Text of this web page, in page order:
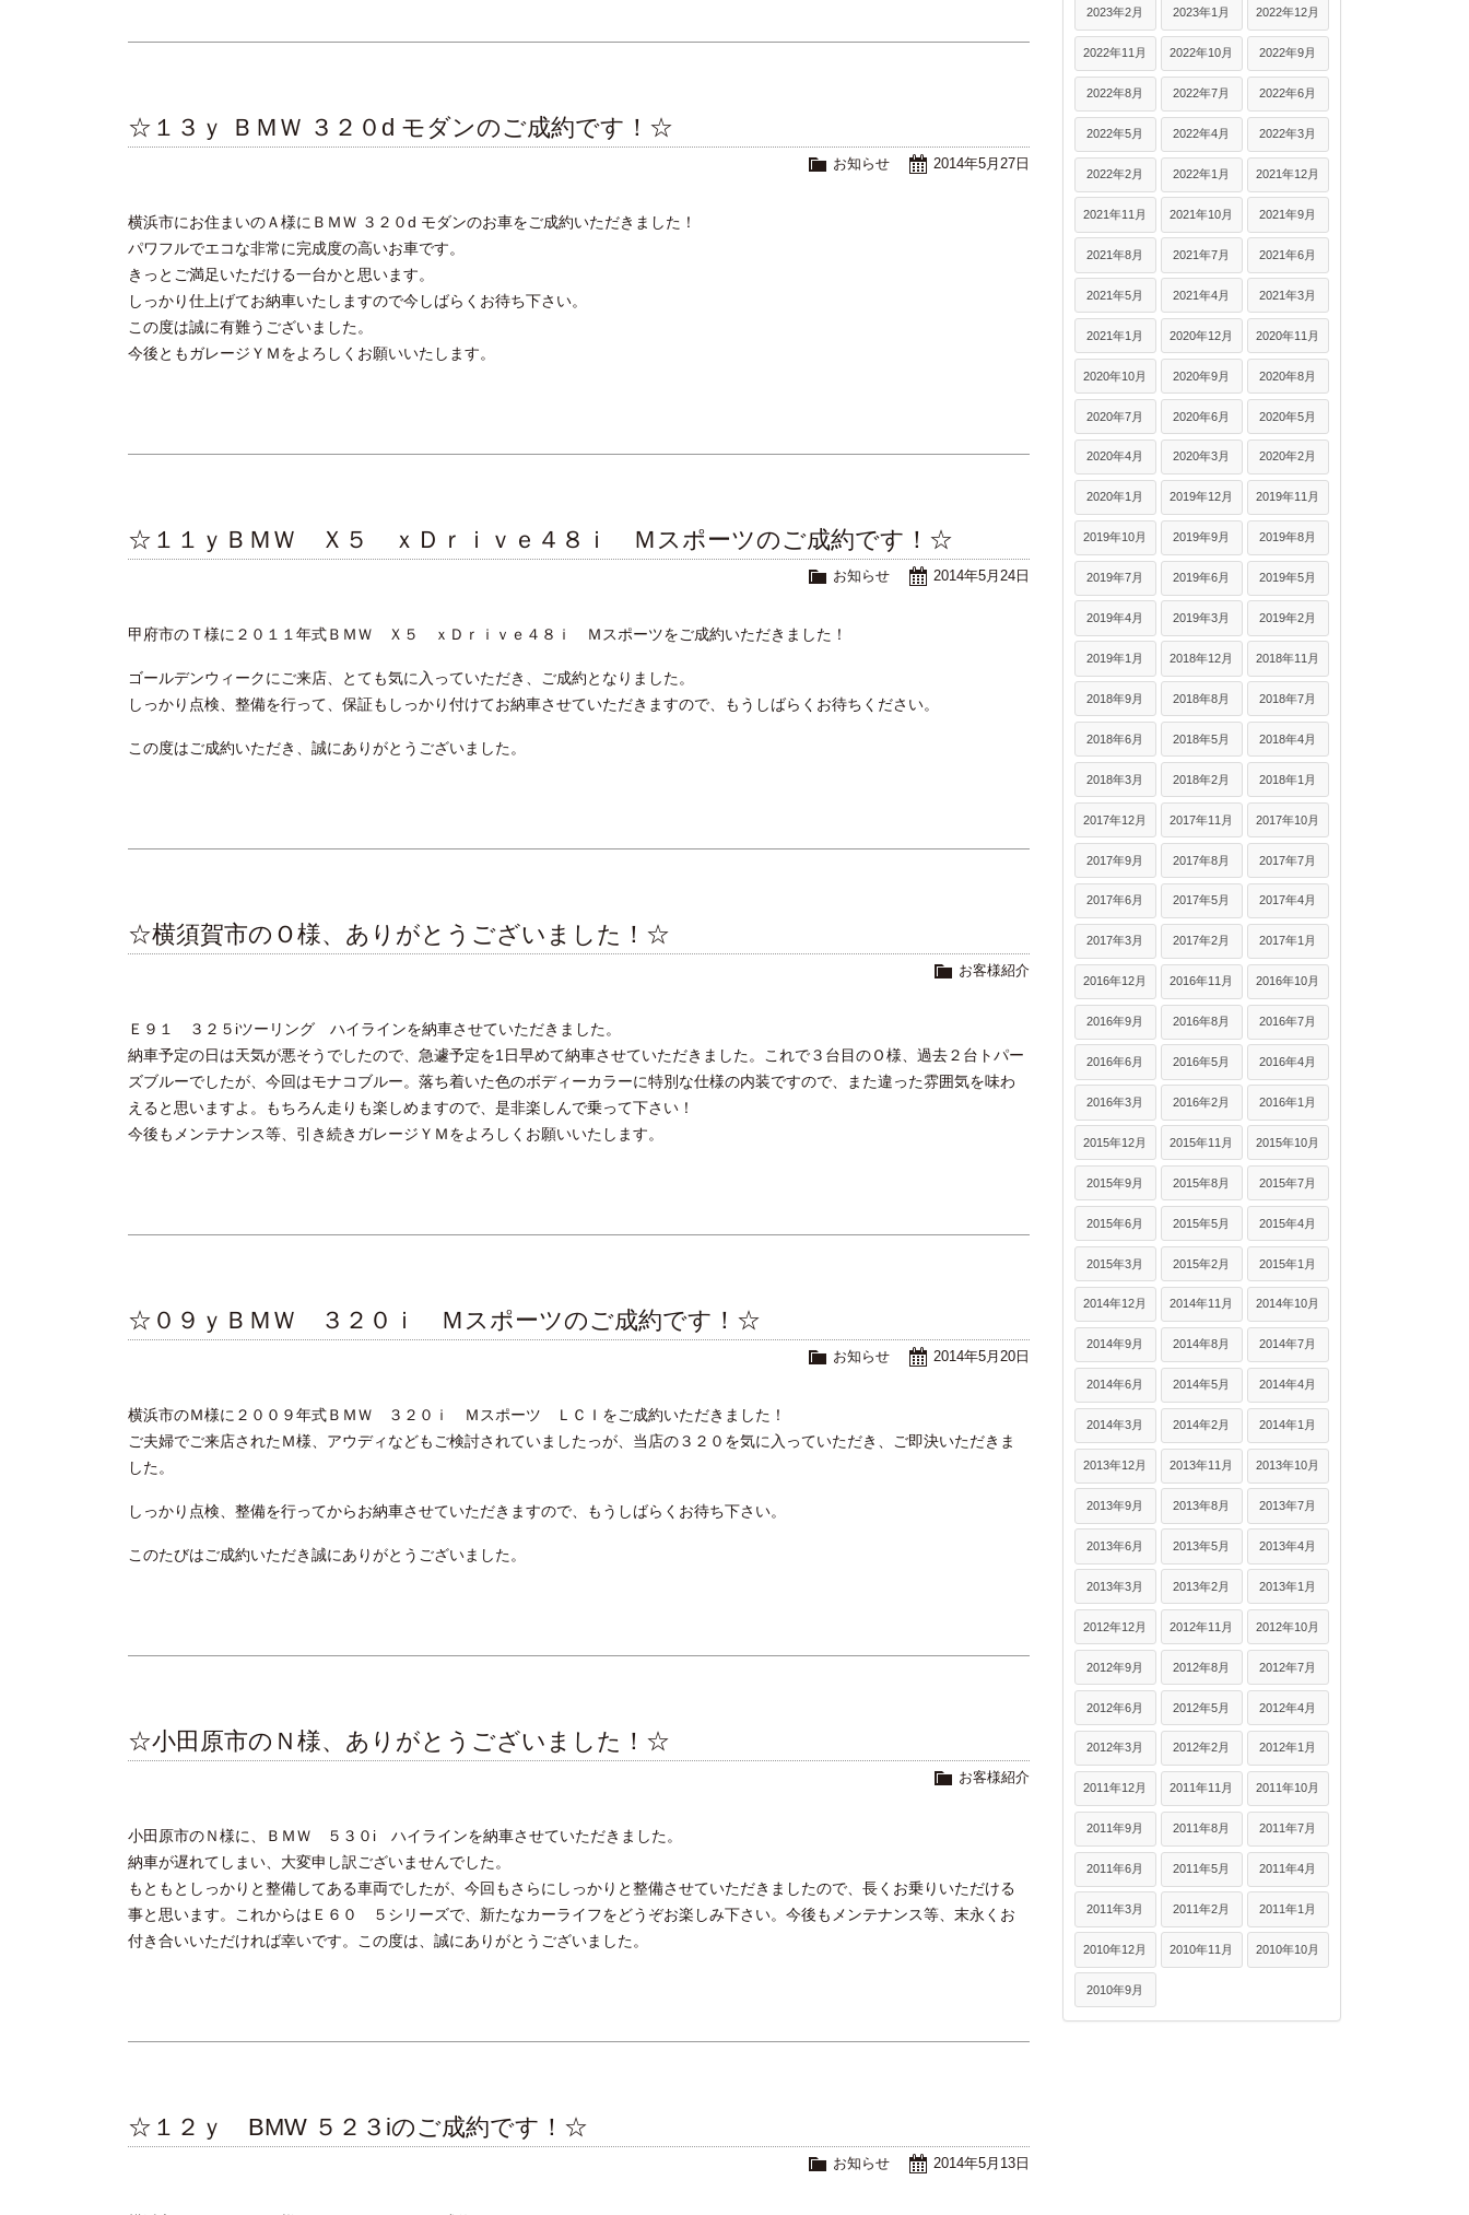
☆１３ｙ ＢＭＷ ３２０d モダンのご成約です！☆
2014年5月27日
お知らせ
横浜市にお住まいのＡ様にＢＭＷ ３２０d モダンのお車をご成約いただきました！
パワフルでエコな非常に完成度の高いお車です。
きっとご満足いただける一台かと思います。
しっかり仕上げてお納車いたしますので今しばらくお待ち下さい。
この度は誠に有難うございました。
今後ともガレージＹＭをよろしくお願いいたします。
☆１１ｙＢＭＷ Ｘ５ ｘＤｒｉｖｅ４８ｉ Ｍスポーツのご成約です！☆
2014年5月24日
お知らせ
甲府市のＴ様に２０１１年式ＢＭＷ Ｘ５ ｘＤｒｉｖｅ４８ｉ Ｍスポーツをご成約いただきました！
ゴールデンウィークにご来店、とても気に入っていただき、ご成約となりました。
しっかり点検、整備を行って、保証もしっかり付けてお納車させていただきますので、もうしばらくお待ちください。
この度はご成約いただき、誠にありがとうございました。
☆横須賀市のＯ様、ありがとうございました！☆
お客様紹介
Ｅ９１ ３２５iツーリング ハイラインを納車させていただきました。
納車予定の日は天気が悪そうでしたので、急遽予定を1日早めて納車させていただきました。これで３台目のＯ様、過去２台トパー
ズブルーでしたが、今回はモナコブルー。落ち着いた色のボディーカラーに特別な仕様の内装ですので、また違った雰囲気を味わ
えると思いますよ。もちろん走りも楽しめますので、是非楽しんで乗って下さい！
今後もメンテナンス等、引き続きガレージＹＭをよろしくお願いいたします。
☆０９ｙＢＭＷ ３２０ｉ Ｍスポーツのご成約です！☆
2014年5月20日
お知らせ
横浜市のＭ様に２００９年式ＢＭＷ ３２０ｉ Ｍスポーツ ＬＣＩをご成約いただきました！
ご夫婦でご来店されたＭ様、アウディなどもご検討されていましたっが、当店の３２０を気に入っていただき、ご即決いただきま
した。
しっかり点検、整備を行ってからお納車させていただきますので、もうしばらくお待ち下さい。
このたびはご成約いただき誠にありがとうございました。
☆小田原市のＮ様、ありがとうございました！☆
お客様紹介
小田原市のＮ様に、ＢＭＷ ５３０i ハイラインを納車させていただきました。
納車が遅れてしまい、大変申し訳ございませんでした。
もともとしっかりと整備してある車両でしたが、今回もさらにしっかりと整備させていただきましたので、長くお乗りいただける
事と思います。これからはＥ６０ ５シリーズで、新たなカーライフをどうぞお楽しみ下さい。今後もメンテナンス等、末永くお
付き合いいただければ幸いです。この度は、誠にありがとうございました。
☆１２ｙ BMW ５２３iのご成約です！☆
2014年5月13日
お知らせ
2023年2月 2023年1月 2022年12月
2022年11月 2022年10月 2022年9月
2022年8月 2022年7月 2022年6月
2022年5月 2022年4月 2022年3月
2022年2月 2022年1月 2021年12月
2021年11月 2021年10月 2021年9月
2021年8月 2021年7月 2021年6月
2021年5月 2021年4月 2021年3月
2021年1月 2020年12月 2020年11月
2020年10月 2020年9月 2020年8月
2020年7月 2020年6月 2020年5月
2020年4月 2020年3月 2020年2月
2020年1月 2019年12月 2019年11月
2019年10月 2019年9月 2019年8月
2019年7月 2019年6月 2019年5月
2019年4月 2019年3月 2019年2月
2019年1月 2018年12月 2018年11月
2018年9月 2018年8月 2018年7月
2018年6月 2018年5月 2018年4月
2018年3月 2018年2月 2018年1月
2017年12月 2017年11月 2017年10月
2017年9月 2017年8月 2017年7月
2017年6月 2017年5月 2017年4月
2017年3月 2017年2月 2017年1月
2016年12月 2016年11月 2016年10月
2016年9月 2016年8月 2016年7月
2016年6月 2016年5月 2016年4月
2016年3月 2016年2月 2016年1月
2015年12月 2015年11月 2015年10月
2015年9月 2015年8月 2015年7月
2015年6月 2015年5月 2015年4月
2015年3月 2015年2月 2015年1月
2014年12月 2014年11月 2014年10月
2014年9月 2014年8月 2014年7月
2014年6月 2014年5月 2014年4月
2014年3月 2014年2月 2014年1月
2013年12月 2013年11月 2013年10月
2013年9月 2013年8月 2013年7月
2013年6月 2013年5月 2013年4月
2013年3月 2013年2月 2013年1月
2012年12月 2012年11月 2012年10月
2012年9月 2012年8月 2012年7月
2012年6月 2012年5月 2012年4月
2012年3月 2012年2月 2012年1月
2011年12月 2011年11月 2011年10月
2011年9月 2011年8月 2011年7月
2011年6月 2011年5月 2011年4月
2011年3月 2011年2月 2011年1月
2010年12月 2010年11月 2010年10月
2010年9月